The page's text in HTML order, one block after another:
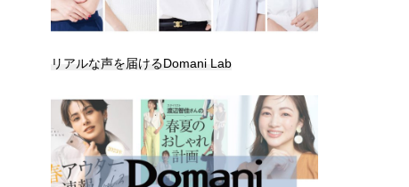
リアルな声を届けるDomani Lab